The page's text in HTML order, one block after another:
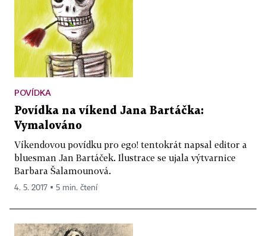
POVÍDKA
Povídka na víkend Jana Bartáčka:
Vymalováno
Víkendovou povídku pro ego! tentokrát napsal editor a
bluesman Jan Bartáček. Ilustrace se ujala výtvarnice
Barbara Šalamounová.
4. 5. 2017 ▪ 5 min. čtení